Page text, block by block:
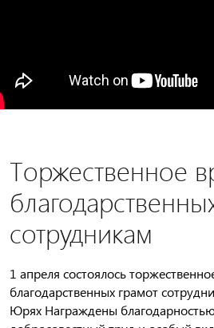
Торжественное
сотрудникам
1 апреля состоялось
благодарственных грамот
Юрях Награждены